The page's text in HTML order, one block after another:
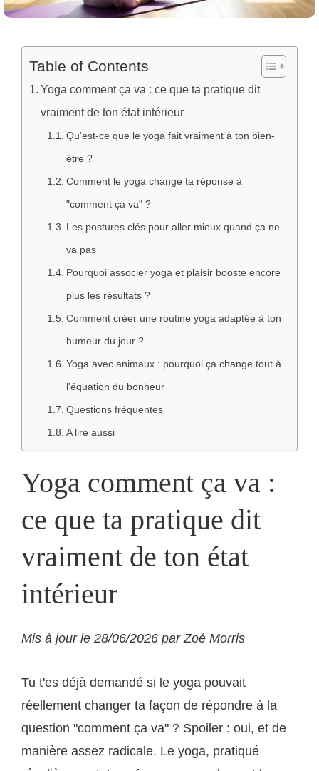
Table of Contents
Yoga comment ça va : ce que ta pratique dit
vraiment de ton état intérieur
Qu'est-ce que le yoga fait vraiment à ton bien-
être ?
Comment le yoga change ta réponse à
"comment ça va" ?
Les postures clés pour aller mieux quand ça ne
va pas
Pourquoi associer yoga et plaisir booste encore
plus les résultats ?
Comment créer une routine yoga adaptée à ton
humeur du jour ?
Yoga avec animaux : pourquoi ça change tout à
l'équation du bonheur
Questions fréquentes
A lire aussi
Yoga comment ça va :
ce que ta pratique dit
vraiment de ton état
intérieur
Mis à jour le 28/06/2026 par Zoé Morris
Tu t'es déjà demandé si le yoga pouvait
réellement changer ta façon de répondre à la
question "comment ça va" ? Spoiler : oui, et de
manière assez radicale. Le yoga, pratiqué